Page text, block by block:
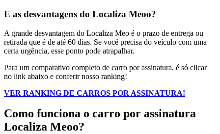
E as desvantagens do Localiza Meoo?
A grande desvantagem do Localiza Meo é o prazo de entrega ou
retirada que é de até 60 dias. Se você precisa do veículo com uma
certa urgência, esse ponto pode atrapalhar.
Para um comparativo completo de carro por assinatura, é só clicar
no link abaixo e conferir nosso ranking!
VER RANKING DE CARROS POR ASSINATURA!
Como funciona o carro por assinatura
Localiza Meoo?